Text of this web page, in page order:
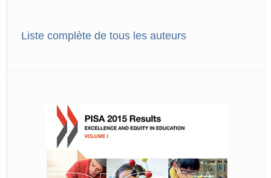
Liste complète de tous les auteurs